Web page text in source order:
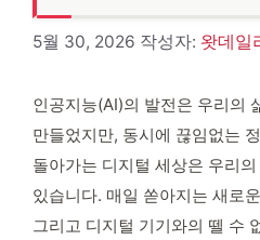
5월 30, 2026 작성자: 왓데일
인공지능(AI)의 발전은 우리의
만들었지만, 동시에 끊임없는
돌아가는 디지털 세상은 우리
있습니다. 매일 쏟아지는 새로
그리고 디지털 기기와의 뗄 수